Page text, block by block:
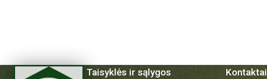
Taisyklės ir sąlygos Kontaktai